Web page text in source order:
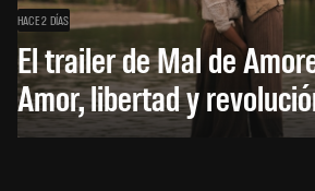
HACE 2 DÍAS
El trailer de Mal de
Amor, libertad y